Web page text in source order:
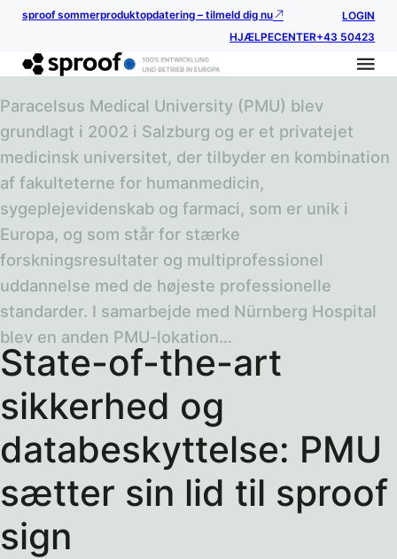
sproof sommerproduktopdatering – tilmeld dig nu
LOGIN
HJÆLPECENTER+43 50423
State-of-the-art
sikkerhed og
databeskyttelse: PMU
sætter sin lid til sproof
sign
Paracelsus Medical University (PMU) blev
grundlagt i 2002 i Salzburg og er et privatejet
medicinsk universitet, der tilbyder en kombination
af fakulteterne for humanmedicin,
sygeplejevidenskab og farmaci, som er unik i
Europa, og som står for stærke
forskningsresultater og multiprofessionel
uddannelse med de højeste professionelle
standarder. I samarbejde med Nürnberg Hospital
blev en anden PMU-lokation…